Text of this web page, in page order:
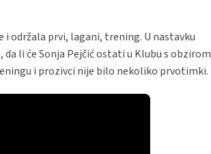
i održala prvi, lagani, trening. U nastavku
da li će Sonja Pejčić ostati u Klubu s obzirom
i prozivci nije bilo nekoliko prvotimki.